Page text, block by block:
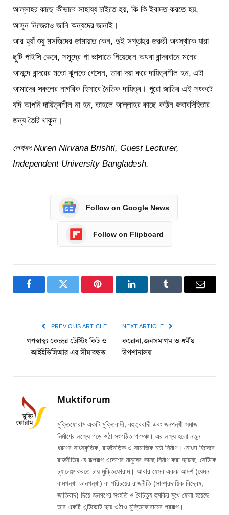
আল্লাহর কাছে কীভাবে সাহায্য চাইতে হয়, কি কি ইবাদত করতে হয়,
আসুন নিজেরাও জানি অন্যদের জানাই।
আর হ্যাঁ শুধু মসজিদের জামায়াত কেন, দুই সপ্তাহর জরুরী অবস্থাকে যারা
ছুটি পাইসি ভেবে, সমুদ্রে গা ভাসাতে গিয়েছেন অথবা বান্দরবানে মনের
আনন্দে বান্দরের মতো ঝুলতে গেসেন, তারা দয়া করে দায়িত্বশীল হন, এটা
আমাদের সকলের নাগরিক হিসাবে নৈতিক দায়িত্ব। পুরো জাতির এই সংকটে
যদি আপনি দায়িত্বশীল না হন, তাহলে আল্লাহর কাছে কঠিন জবাবদিহিতার
জন্য তৈরি থাকুন।
লেখকঃ Nuren Nirvana Brishti, Guest Lecturer,
Independent University Bangladesh.
Follow on Google News
Follow on Flipboard
FacebookTwitter Pinterest LinkedInTumblr Email
PREVIOUS ARTICLE
গণস্বাস্থ্য কেন্দ্রর টেস্টিং কিট ও
আইইডিসিআর এর সীমাবদ্ধতা
NEXT ARTICLE
করোনা,জনসমাগম ও ধর্মীয়
উপশানালয়
Muktiforum
মুক্তিফোরাম একটি মুক্তিবাদী, বহুত্ববাদী এবং জনপন্থী সমাজ
নির্মাণের লক্ষ্যে গড়ে ওঠা সংগঠিত গণমঞ্চ। এর লক্ষ্য হলো নতুন
ধরণের সাংস্কৃতিক, রাজনৈতিক ও সামাজিক চর্চা নির্মাণ। নোংরা হিসেবে
রাজনীতির যে রূপকল্প এদেশের মানুষের কাছে নির্মাণ করা হয়েছে, সেটিকে
চ্যালেঞ্জ করতে চায় মুক্তিফোরাম। আবার যেসব একক আদর্শ (যেমন
বামপন্থা-ডানপন্থা) বা পরিচয়ের রাজনীতি (সাম্প্রদায়িক বিদ্বেষ,
জাতিবাদ) দিয়ে জনগণের সংহতি ও বৈচিত্র্য হুমকির মুখে ফেলা হয়েছে
তার একটি এন্টিডোট হয়ে ওঠাও মুক্তিফোরামের প্রকল্প।